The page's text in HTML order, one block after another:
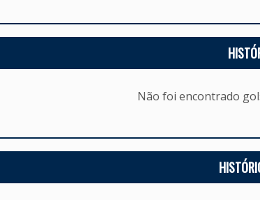
Não foi encontrado